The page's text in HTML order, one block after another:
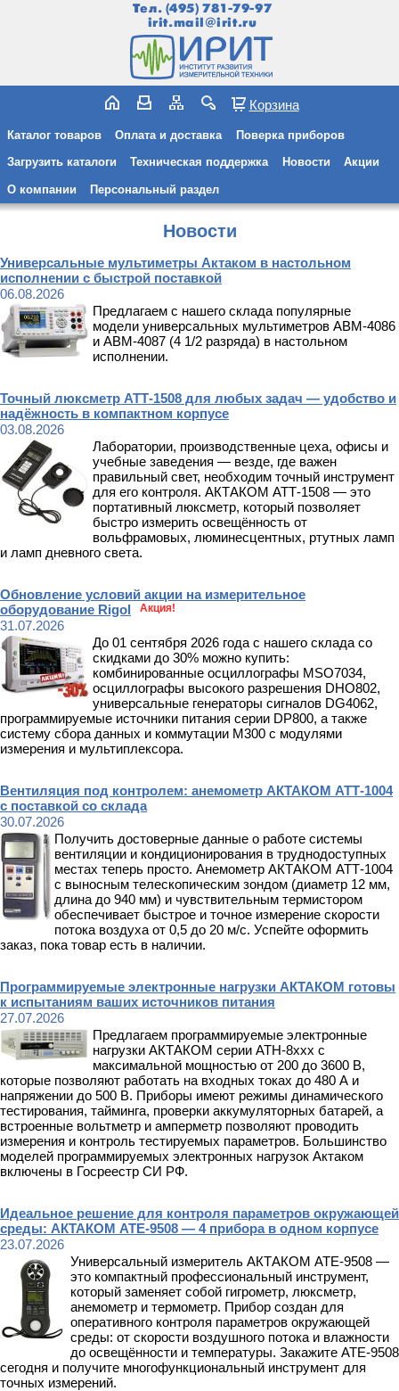
Тел. (495) 781-79-97
irit.mail@irit.ru
Корзина
Каталог товаров Оплата и доставка Поверка приборов
Загрузить каталоги Техническая поддержка Новости Акции
О компании Персональный раздел
Новости
Универсальные мультиметры Актаком в настольном
исполнении с быстрой поставкой
06.08.2026
Предлагаем с нашего склада популярные
модели универсальных мультиметров АВМ-4086
и АВМ-4087 (4 1/2 разряда) в настольном
исполнении.
Точный люксметр АТТ-1508 для любых задач — удобство и
надёжность в компактном корпусе
03.08.2026
Лаборатории, производственные цеха, офисы и
учебные заведения — везде, где важен
правильный свет, необходим точный инструмент
для его контроля. АКТАКОМ АТТ-1508 — это
портативный люксметр, который позволяет
быстро измерить освещённость от
вольфрамовых, люминесцентных, ртутных ламп
и ламп дневного света.
Обновление условий акции на измерительное
оборудование Rigol
Акция!
31.07.2026
До 01 сентября 2026 года с нашего склада со
скидками до 30% можно купить:
комбинированные осциллографы MSO7034,
осциллографы высокого разрешения DHO802,
универсальные генераторы сигналов DG4062,
программируемые источники питания серии DP800, а также
систему сбора данных и коммутации M300 с модулями
измерения и мультиплексора.
Вентиляция под контролем: анемометр АКТАКОМ АТТ-1004
с поставкой со склада
30.07.2026
Получить достоверные данные о работе системы
вентиляции и кондиционирования в труднодоступных
местах теперь просто. Анемометр АКТАКОМ АТТ-1004
с выносным телескопическим зондом (диаметр 12 мм,
длина до 940 мм) и чувствительным термистором
обеспечивает быстрое и точное измерение скорости
потока воздуха от 0,5 до 20 м/с. Успейте оформить
заказ, пока товар есть в наличии.
Программируемые электронные нагрузки АКТАКОМ готовы
к испытаниям ваших источников питания
27.07.2026
Предлагаем программируемые электронные
нагрузки АКТАКОМ серии АТН-8ххх с
максимальной мощностью от 200 до 3600 В,
которые позволяют работать на входных токах до 480 А и
напряжении до 500 В. Приборы имеют режимы динамического
тестирования, тайминга, проверки аккумуляторных батарей, а
встроенные вольтметр и амперметр позволяют проводить
измерения и контроль тестируемых параметров. Большинство
моделей программируемых электронных нагрузок Актаком
включены в Госреестр СИ РФ.
Идеальное решение для контроля параметров окружающей
среды: АКТАКОМ АТЕ-9508 — 4 прибора в одном корпусе
23.07.2026
Универсальный измеритель АКТАКОМ АТЕ-9508 —
это компактный профессиональный инструмент,
который заменяет собой гигрометр, люксметр,
анемометр и термометр. Прибор создан для
оперативного контроля параметров окружающей
среды: от скорости воздушного потока и влажности
до освещённости и температуры. Закажите АТЕ-9508
сегодня и получите многофункциональный инструмент для
точных измерений.